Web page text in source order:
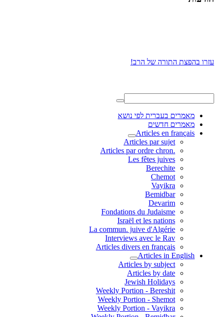
עזרו בהפצת התורה של הרב!
מאמרים בעברית לפי נושא
מאמרים חדשים
Articles en français
Articles par sujet
.Articles par ordre chron
Les fêtes juives
Berechite
Chemot
Vayikra
Bemidbar
Devarim
Fondations du Judaisme
Israël et les nations
La commun. juive d'Algérie
Interviews avec le Rav
Articles divers en français
Articles in English
Articles by subject
Articles by date
Jewish Holidays
Weekly Portion - Bereshit
Weekly Portion - Shemot
Weekly Portion - Vayikra